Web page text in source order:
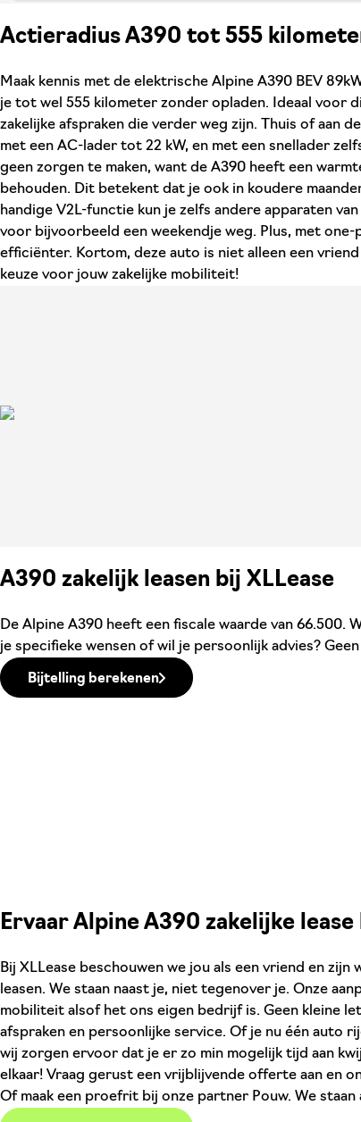
Actieradius A390 tot 555
Maak kennis met de elektrische Alpine A390 BEV
je tot wel 555 kilometer zonder opladen. Ideaal voor
zakelijke afspraken die verder weg zijn. Thuis of aan
met een AC-lader tot 22 kW, en met een snellader
geen zorgen te maken, want de A390 heeft een
behouden. Dit betekent dat je ook in koudere
handige V2L-functie kun je zelfs andere apparaten
voor bijvoorbeeld een weekendje weg. Plus, met
efficiënter. Kortom, deze auto is niet alleen een
keuze voor jouw zakelijke mobiliteit!
A390 zakelijk leasen bij XLLease
De Alpine A390 heeft een fiscale waarde van
je specifieke wensen of wil je persoonlijk advies?
Bijtelling berekenen
Ervaar Alpine A390 zakelijke lease
Bij XLLease beschouwen we jou als een vriend en
leasen. We staan naast je, niet tegenover je. Onze
mobiliteit alsof het ons eigen bedrijf is. Geen kleine
afspraken en persoonlijke service. Of je nu één auto
wij zorgen ervoor dat je er zo min mogelijk tijd aan
elkaar! Vraag gerust een vrijblijvende offerte aan en
Of maak een proefrit bij onze partner Pouw. We